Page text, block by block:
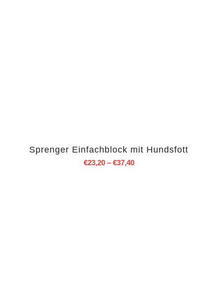
Sprenger Einfachblock mit Hundsfott
€23,20– €37,40